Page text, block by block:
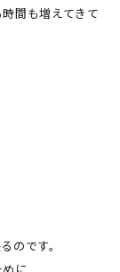
間も増えてきて
のです。